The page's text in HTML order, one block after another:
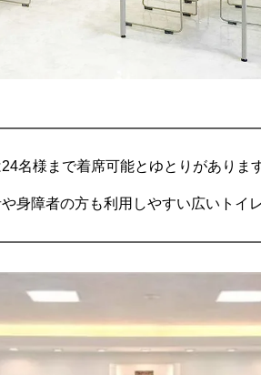
名様まで着席可能とゆとりがありま
身障者の方も利用しやすい広いトイ